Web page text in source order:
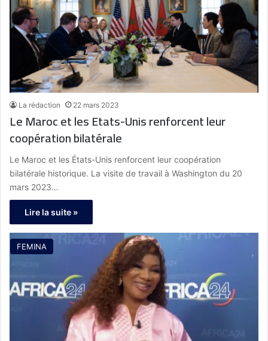
La rédaction 22 mars 2023
Le Maroc et les Etats-Unis renforcent leur
coopération bilatérale
Le Maroc et les États-Unis renforcent leur coopération
bilatérale historique. La visite de travail à Washington du 20
mars 2023…
Lire la suite »
FEMINA